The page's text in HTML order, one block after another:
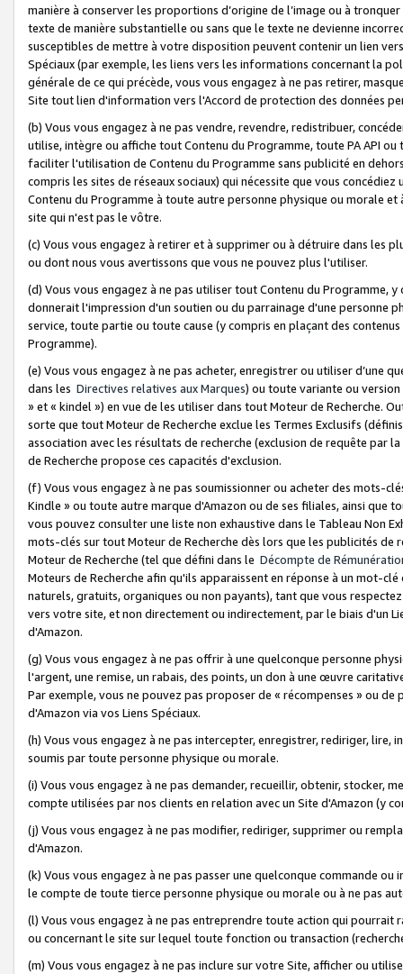
manière à conserver les proportions d’origine de l’image ou à
texte de manière substantielle ou sans que le texte ne devienne
susceptibles de mettre à votre disposition peuvent contenir un lien
Spéciaux (par exemple, les liens vers les informations concernant la
générale de ce qui précède, vous vous engagez à ne pas retirer,
Site tout lien d'information vers l'Accord de protection des données
(b) Vous vous engagez à ne pas vendre, revendre, redistribuer,
utilise, intègre ou affiche tout Contenu du Programme, toute PA API
faciliter l'utilisation de Contenu du Programme sans publicité en
compris les sites de réseaux sociaux) qui nécessite que vous
Contenu du Programme à toute autre personne physique ou morale
site qui n'est pas le vôtre.
(c) Vous vous engagez à retirer et à supprimer ou à détruire dans les
ou dont nous vous avertissons que vous ne pouvez plus l'utiliser.
(d) Vous vous engagez à ne pas utiliser tout Contenu du Programme,
donnerait l'impression d'un soutien ou du parrainage d'une personne
service, toute partie ou toute cause (y compris en plaçant des
Programme).
(e) Vous vous engagez à ne pas acheter, enregistrer ou utiliser d’une
dans les Directives relatives aux Marques) ou toute variante ou
» et « kindel ») en vue de les utiliser dans tout Moteur de Recherche.
sorte que tout Moteur de Recherche exclue les Termes Exclusifs
association avec les résultats de recherche (exclusion de requête
de Recherche propose ces capacités d'exclusion.
(f) Vous vous engagez à ne pas soumissionner ou acheter des mots-
Kindle » ou toute autre marque d'Amazon ou de ses filiales, ainsi que
vous pouvez consulter une liste non exhaustive dans le Tableau Non
mots-clés sur tout Moteur de Recherche dès lors que les publicités de
Moteur de Recherche (tel que défini dans le Décompte de
Moteurs de Recherche afin qu'ils apparaissent en réponse à un mot-
naturels, gratuits, organiques ou non payants), tant que vous
vers votre site, et non directement ou indirectement, par le biais d'un
d'Amazon.
(g) Vous vous engagez à ne pas offrir à une quelconque personne
l'argent, une remise, un rabais, des points, un don à une œuvre
Par exemple, vous ne pouvez pas proposer de « récompenses » ou
d'Amazon via vos Liens Spéciaux.
(h) Vous vous engagez à ne pas intercepter, enregistrer, rediriger,
soumis par toute personne physique ou morale.
(i) Vous vous engagez à ne pas demander, recueillir, obtenir, stocker,
compte utilisées par nos clients en relation avec un Site d'Amazon (y
(j) Vous vous engagez à ne pas modifier, rediriger, supprimer ou
d'Amazon.
(k) Vous vous engagez à ne pas passer une quelconque commande
le compte de toute tierce personne physique ou morale ou à ne pas
(l) Vous vous engagez à ne pas entreprendre toute action qui
ou concernant le site sur lequel toute fonction ou transaction
(m) Vous vous engagez à ne pas inclure sur votre Site, afficher ou